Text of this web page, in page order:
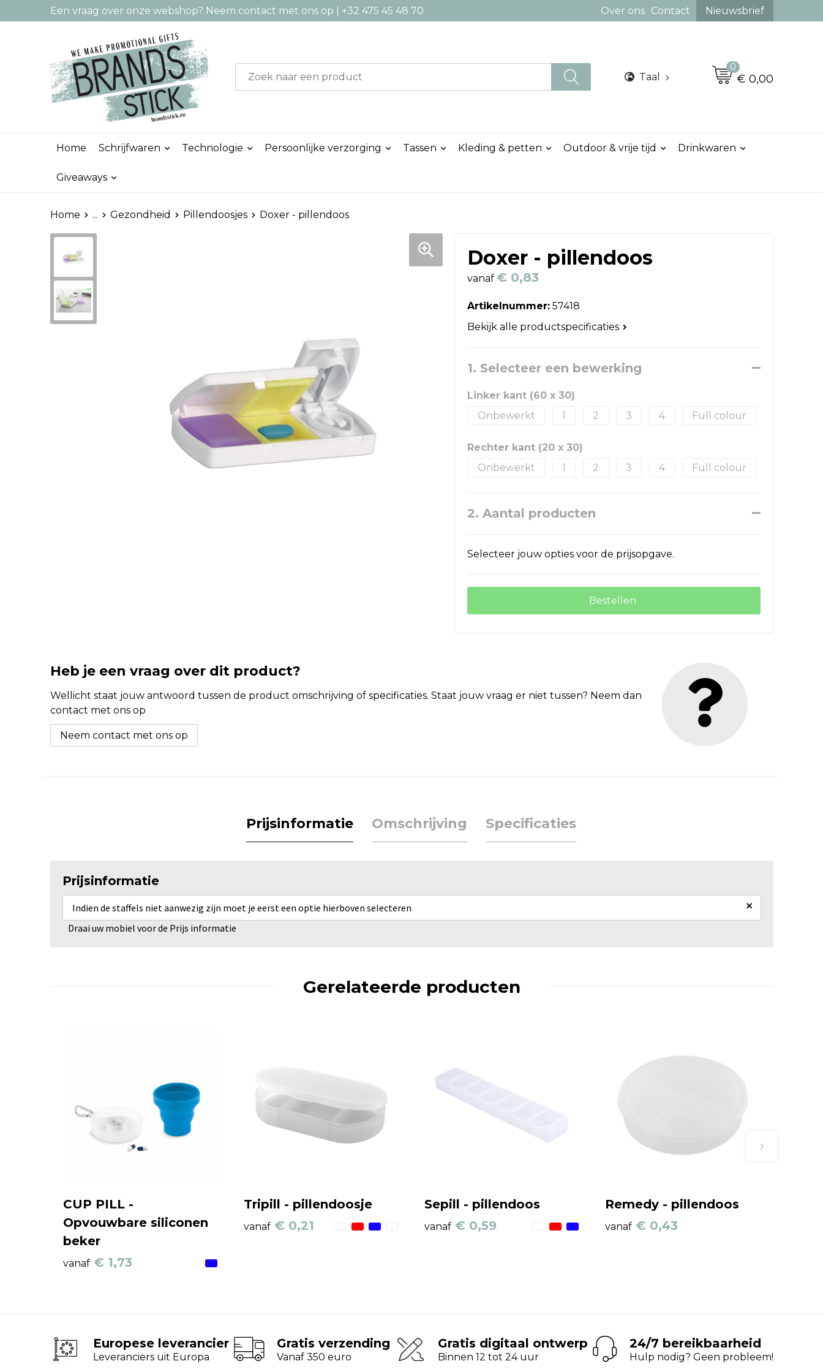
Een vraag over onze webshop? Neem contact met ons op | +32 475 45 48 70 Over ons Contact Nieuwsbrief
Taal
0
€ 0,00
Home Schrijfwaren Technologie Persoonlijke verzorging Tassen Kleding & petten Outdoor & vrije tijd Drinkwaren
Giveaways
Home ... Gezondheid Pillendoosjes Doxer - pillendoos
Doxer - pillendoos
vanaf € 0,83
Artikelnummer: 57418
Bekijk alle productspecificaties
1. Selecteer een bewerking
Linker kant (60 x 30)
Onbewerkt
1 2 3 4 Full colour
Rechter kant (20 x 30)
Onbewerkt
1 2 3 4 Full colour
2. Aantal producten
Selecteer jouw opties voor de prijsopgave.
Bestellen
Heb je een vraag over dit product?
Wellicht staat jouw antwoord tussen de product omschrijving of specificaties. Staat jouw vraag er niet tussen? Neem dan
contact met ons op
Neem contact met ons op
Prijsinformatie Omschrijving Specificaties
Prijsinformatie
Indien de staffels niet aanwezig zijn moet je eerst een optie hierboven selecteren ×
Draai uw mobiel voor de Prijs informatie
Gerelateerde producten
CUP PILL -
Opvouwbare siliconen
beker
vanaf € 1,73
Tripill - pillendoosje
vanaf € 0,21
Sepill - pillendoos
vanaf € 0,59
Remedy - pillendoos
vanaf € 0,43
Europese leverancier
Leveranciers uit Europa
Gratis verzending
Vanaf 350 euro
Gratis digitaal ontwerp
Binnen 12 tot 24 uur
24/7 bereikbaarheid
Hulp nodig? Geen probleem!